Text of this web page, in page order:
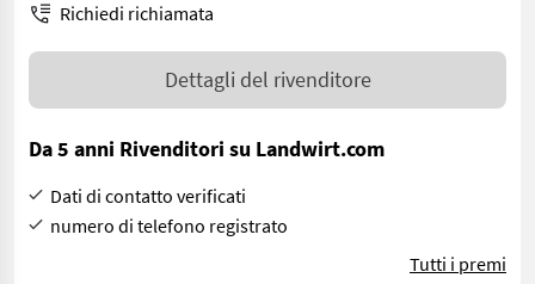
Richiedi richiamata
Dettagli del rivenditore
Da 5 anni Rivenditori su Landwirt.com
Dati di contatto verificati
numero di telefono registrato
Tutti i premi